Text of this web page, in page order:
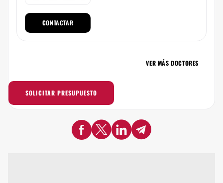
CONTACTAR
VER MÁS DOCTORES
SOLICITAR PRESUPUESTO